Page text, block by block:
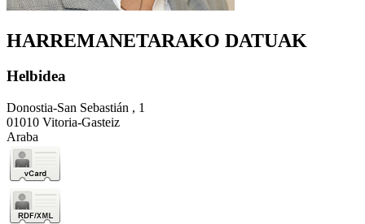
HARREMANETARAKO DATUAK
Helbidea
Donostia-San Sebastián , 1
01010 Vitoria-Gasteiz
Araba